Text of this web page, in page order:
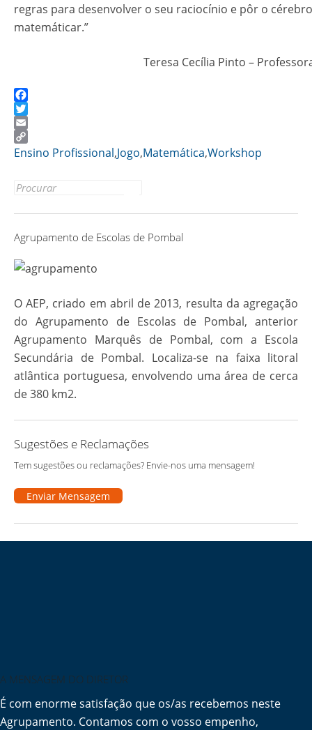
regras para desenvolver o seu raciocínio e pôr o
matemáticar.”
Teresa Cecília Pinto –
Facebook
Twitter
Email
Copy
Ensino Profissional,Jogo,Matemática,Workshop
Search
Agrupamento de Escolas de Pombal
O AEP, criado em abril de 2013, resulta da agregação
do Agrupamento de Escolas de Pombal, anterior
Agrupamento Marquês de Pombal, com a Escola
Secundária de Pombal. Localiza-se na faixa litoral
atlântica portuguesa, envolvendo uma área de cerca
de 380 km2.
Sugestões e Reclamações
Tem sugestões ou reclamações? Envie-nos uma mensagem!
Enviar Mensagem
A MENSAGEM DO DIRETOR
É com enorme satisfação que os/as recebemos neste
Agrupamento. Contamos com o vosso empenho,